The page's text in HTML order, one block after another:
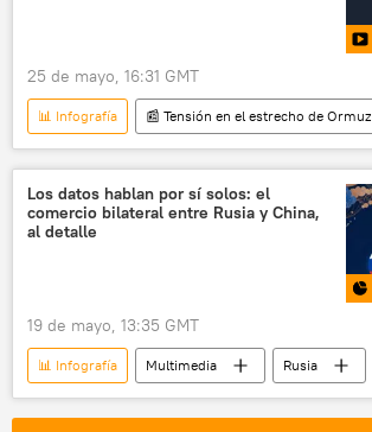
25 de mayo, 16:31 GMT
📊 Infografía
📰 Tensión en el estrecho de Ormuz
Multimedia
Los datos hablan por sí solos: el
comercio bilateral entre Rusia y China,
al detalle
19 de mayo, 13:35 GMT
📊 Infografía Multimedia
Rusia
China
📊 Infografías económicas